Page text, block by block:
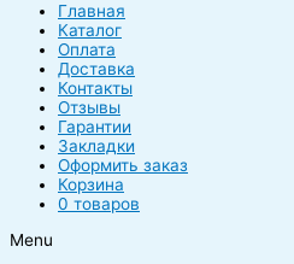
Главная
Каталог
Оплата
Доставка
Контакты
Отзывы
Гарантии
Закладки
Оформить заказ
Корзина
0 товаров
Menu